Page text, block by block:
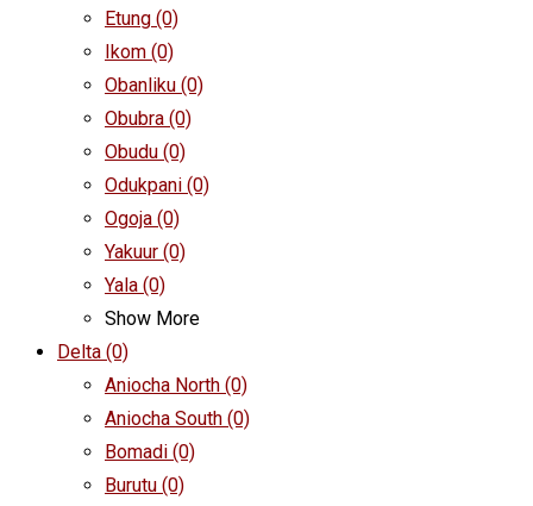
Etung (0)
Ikom (0)
Obanliku (0)
Obubra (0)
Obudu (0)
Odukpani (0)
Ogoja (0)
Yakuur (0)
Yala (0)
Show More
Delta (0)
Aniocha North (0)
Aniocha South (0)
Bomadi (0)
Burutu (0)